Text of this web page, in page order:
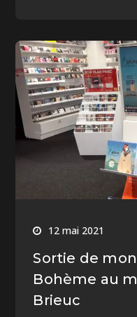
12 mai 2021
Sortie de
Bohème au
Brieuc